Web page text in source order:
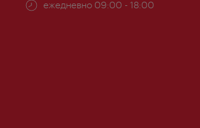
Часы
ежедневно 09:00 - 18:00